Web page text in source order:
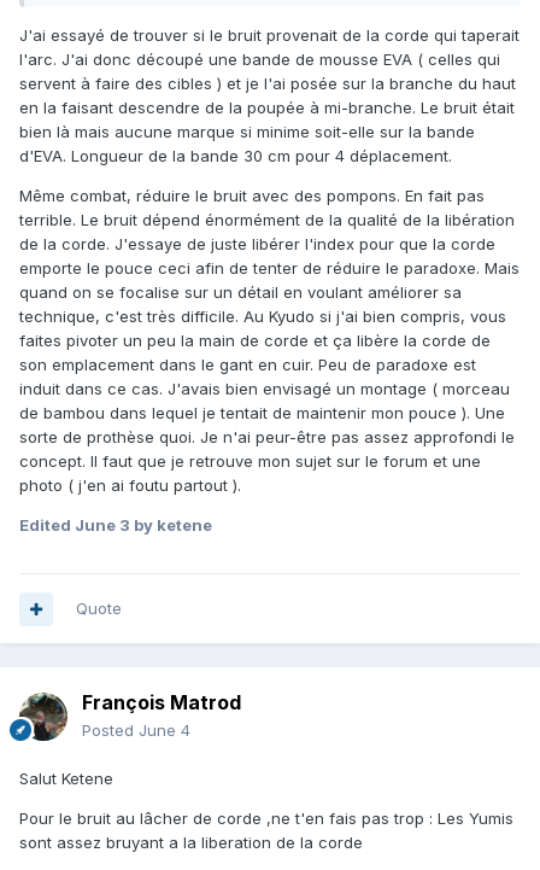
J'ai essayé de trouver si le bruit provenait de la corde qui taperait
l'arc. J'ai donc découpé une bande de mousse EVA ( celles qui
servent à faire des cibles ) et je l'ai posée sur la branche du haut
en la faisant descendre de la poupée à mi-branche. Le bruit était
bien là mais aucune marque si minime soit-elle sur la bande
d'EVA. Longueur de la bande 30 cm pour 4 déplacement.
Même combat, réduire le bruit avec des pompons. En fait pas
terrible. Le bruit dépend énormément de la qualité de la libération
de la corde. J'essaye de juste libérer l'index pour que la corde
emporte le pouce ceci afin de tenter de réduire le paradoxe. Mais
quand on se focalise sur un détail en voulant améliorer sa
technique, c'est très difficile. Au Kyudo si j'ai bien compris, vous
faites pivoter un peu la main de corde et ça libère la corde de
son emplacement dans le gant en cuir. Peu de paradoxe est
induit dans ce cas. J'avais bien envisagé un montage ( morceau
de bambou dans lequel je tentait de maintenir mon pouce ). Une
sorte de prothèse quoi. Je n'ai peur-être pas assez approfondi le
concept. Il faut que je retrouve mon sujet sur le forum et une
photo ( j'en ai foutu partout ).
Edited June 3 by ketene
Quote
François Matrod
Posted June 4
Salut Ketene
Pour le bruit au lâcher de corde ,ne t'en fais pas trop : Les Yumis
sont assez bruyant a la liberation de la corde